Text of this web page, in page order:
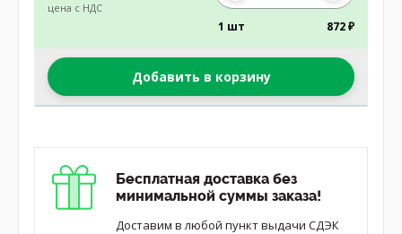
цена с НДС
1 шт 872 ₽
Добавить в корзину
Бесплатная доставка без
минимальной суммы заказа!
Доставим в любой пункт выдачи СДЭК